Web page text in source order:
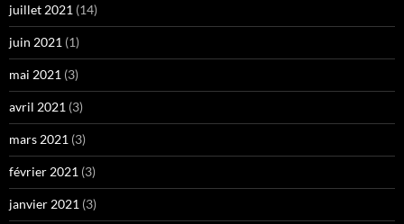
juillet 2021 (14)
juin 2021 (1)
mai 2021 (3)
avril 2021 (3)
mars 2021 (3)
février 2021 (3)
janvier 2021 (3)